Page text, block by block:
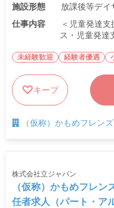
施設形態
放課後等デイ
仕事内容
＜児童発達
ス・児童発達
未経験歓迎 経験者優遇
キープ
（仮称）かもめフレン
株式会社立ジャパン
（仮称）かもめフレ
任者求人（パート・ア